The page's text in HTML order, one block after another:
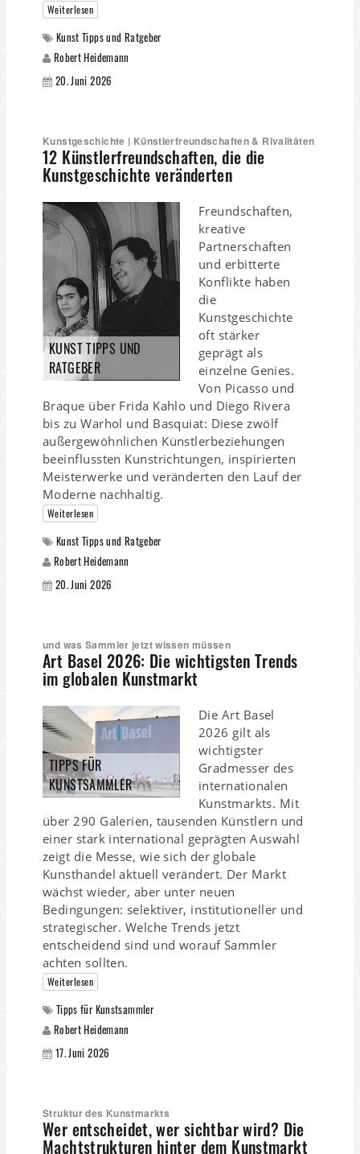
Weiterlesen
Kunst Tipps und Ratgeber
Robert Heidemann
20. Juni 2026
Kunstgeschichte | Künstlerfreundschaften & Rivalitäten
12 Künstlerfreundschaften, die die
Kunstgeschichte veränderten
KUNST TIPPS UND
RATGEBER
Freundschaften,
kreative
Partnerschaften
und erbitterte
Konflikte haben
die
Kunstgeschichte
oft stärker
geprägt als
einzelne Genies.
Von Picasso und
Braque über Frida Kahlo und Diego Rivera
bis zu Warhol und Basquiat: Diese zwölf
außergewöhnlichen Künstlerbeziehungen
beeinflussten Kunstrichtungen, inspirierten
Meisterwerke und veränderten den Lauf der
Moderne nachhaltig.
Weiterlesen
Kunst Tipps und Ratgeber
Robert Heidemann
20. Juni 2026
und was Sammler jetzt wissen müssen
Art Basel 2026: Die wichtigsten Trends
im globalen Kunstmarkt
TIPPS FÜR
KUNSTSAMMLER
Die Art Basel
2026 gilt als
wichtigster
Gradmesser des
internationalen
Kunstmarkts. Mit
über 290 Galerien, tausenden Künstlern und
einer stark international geprägten Auswahl
zeigt die Messe, wie sich der globale
Kunsthandel aktuell verändert. Der Markt
wächst wieder, aber unter neuen
Bedingungen: selektiver, institutioneller und
strategischer. Welche Trends jetzt
entscheidend sind und worauf Sammler
achten sollten.
Weiterlesen
Tipps für Kunstsammler
Robert Heidemann
17. Juni 2026
Struktur des Kunstmarkts
Wer entscheidet, wer sichtbar wird? Die
Machtstrukturen hinter dem Kunstmarkt